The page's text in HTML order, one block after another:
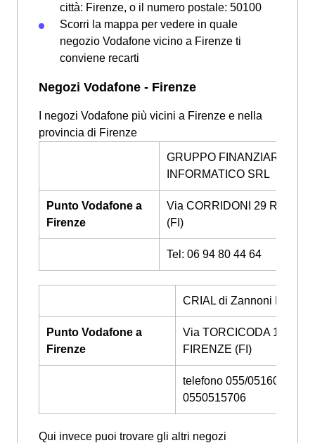
città: Firenze, o il numero postale: 50100
Scorri la mappa per vedere in quale
negozio Vodafone vicino a Firenze ti
conviene recarti
Negozi Vodafone - Firenze
I negozi Vodafone più vicini a Firenze e nella
provincia di Firenze
GRUPPO FINANZIARIO
INFORMATICO SRL
Punto Vodafone a
Firenze
Via CORRIDONI 29 R,
(FI)
Tel: 06 94 80 44 64
CRIAL di Zannoni
Punto Vodafone a
Firenze
Via TORCICODA 105,
FIRENZE (FI)
telefono 055/0516084 -
0550515706
Qui invece puoi trovare gli altri negozi